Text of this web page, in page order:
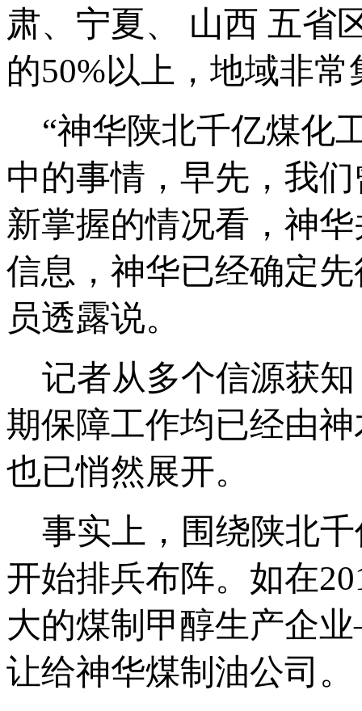
肃、宁夏、 山西 五省
的50%以上，地域非
“神华陕北千亿煤化
中的事情，早先，我
新掌握的情况看，神
信息，神华已经确定
员透露说。
记者从多个信源获知
期保障工作均已经由
也已悄然展开。
事实上，围绕陕北千
开始排兵布阵。如在
大的煤制甲醇生产企
让给神华煤制油公司。